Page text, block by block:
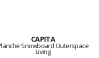
CAPITA
Snowboard Outerspace
Living